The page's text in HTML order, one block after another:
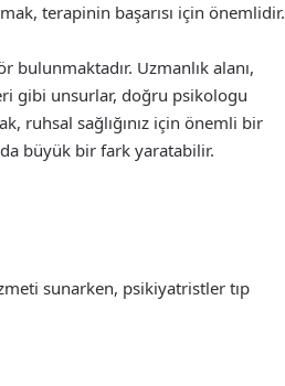
terapinin başarısı için önemlidir.
Uzmanlık alanı,
gibi unsurlar, doğru psikologu
ruhsal sağlığınız için önemli bir
büyük bir fark yaratabilir.
sunarken, psikiyatristler tıp